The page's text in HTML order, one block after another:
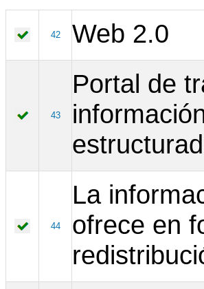
42 Web 2.0
43
Portal de
44
La
ofrece en